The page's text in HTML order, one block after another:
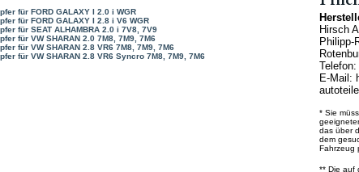
für FORD GALAXY I 2.0 i WGR
für FORD GALAXY I 2.8 i V6 WGR
für SEAT ALHAMBRA 2.0 i 7V8, 7V9
für VW SHARAN 2.0 7M8, 7M9, 7M6
für VW SHARAN 2.8 VR6 7M8, 7M9, 7M6
für VW SHARAN 2.8 VR6 Syncro 7M8, 7M9, 7M6
Hirsch
Philipp-
E-Mail:
* Sie
das über
dem
Fahrzeug
** Die auf